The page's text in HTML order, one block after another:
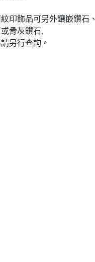
印飾品可另外鑲嵌鑽石、
骨灰鑚石,
另行查詢。